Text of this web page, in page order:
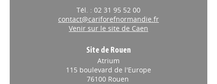
Tél. : 02 31 95 52 00
contact@cariforefnormandie.fr
Venir sur le site de Caen
Site de Rouen
Atrium
115 boulevard de l'Europe
76100 Rouen